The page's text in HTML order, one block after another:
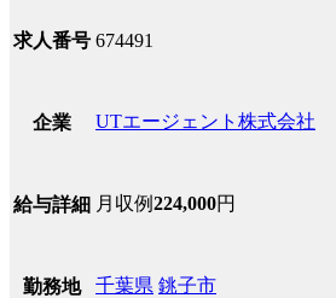
求人番号 674491
企業 UTエージェント株式会社
給与詳細 月収例224,000円
勤務地 千葉県 銚子市